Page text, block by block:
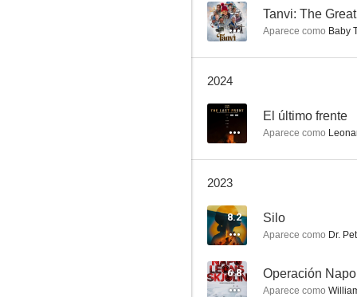
6.9
-- Tanvi: The Great
Aparece como Baby
2024
-- El último frente
Aparece como
2023
8.2 Silo
Aparece como Dr.
6.8 Operación
Aparece como